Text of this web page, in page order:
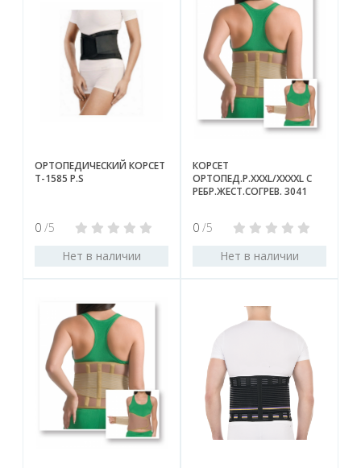
ОРТОПЕДИЧЕСКИЙ КОРСЕТ
Т-1585 Р.S
0 /5
Нет в наличии
КОРСЕТ
ОРТОПЕД.Р.XXXL/XXXXL С
РЕБР.ЖЕСТ.СОГРЕВ. 3041
0 /5
Нет в наличии